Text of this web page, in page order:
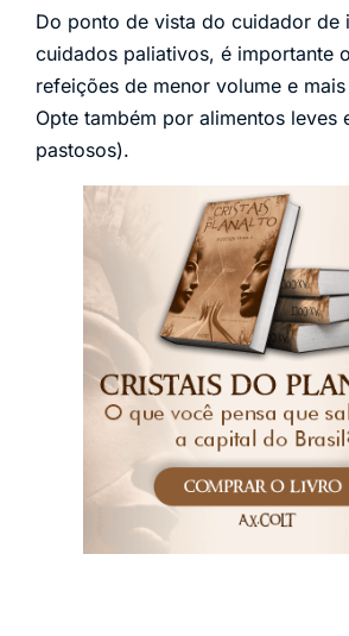
Do ponto de vista do cuidador de
cuidados paliativos, é importante
refeições de menor volume e
Opte também por alimentos leves
pastosos).